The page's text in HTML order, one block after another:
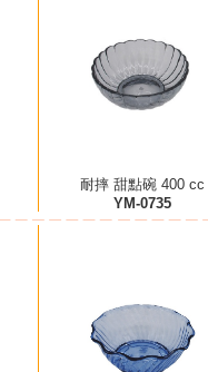
耐摔 甜點碗 400 cc
YM-0735